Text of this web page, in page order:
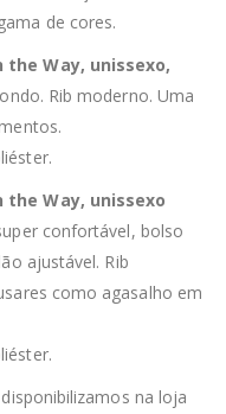
de cores.
the Way, unissexo,
Rib moderno. Uma
the Way, unissexo
confortável, bolso
ajustável. Rib
como agasalho em
na loja